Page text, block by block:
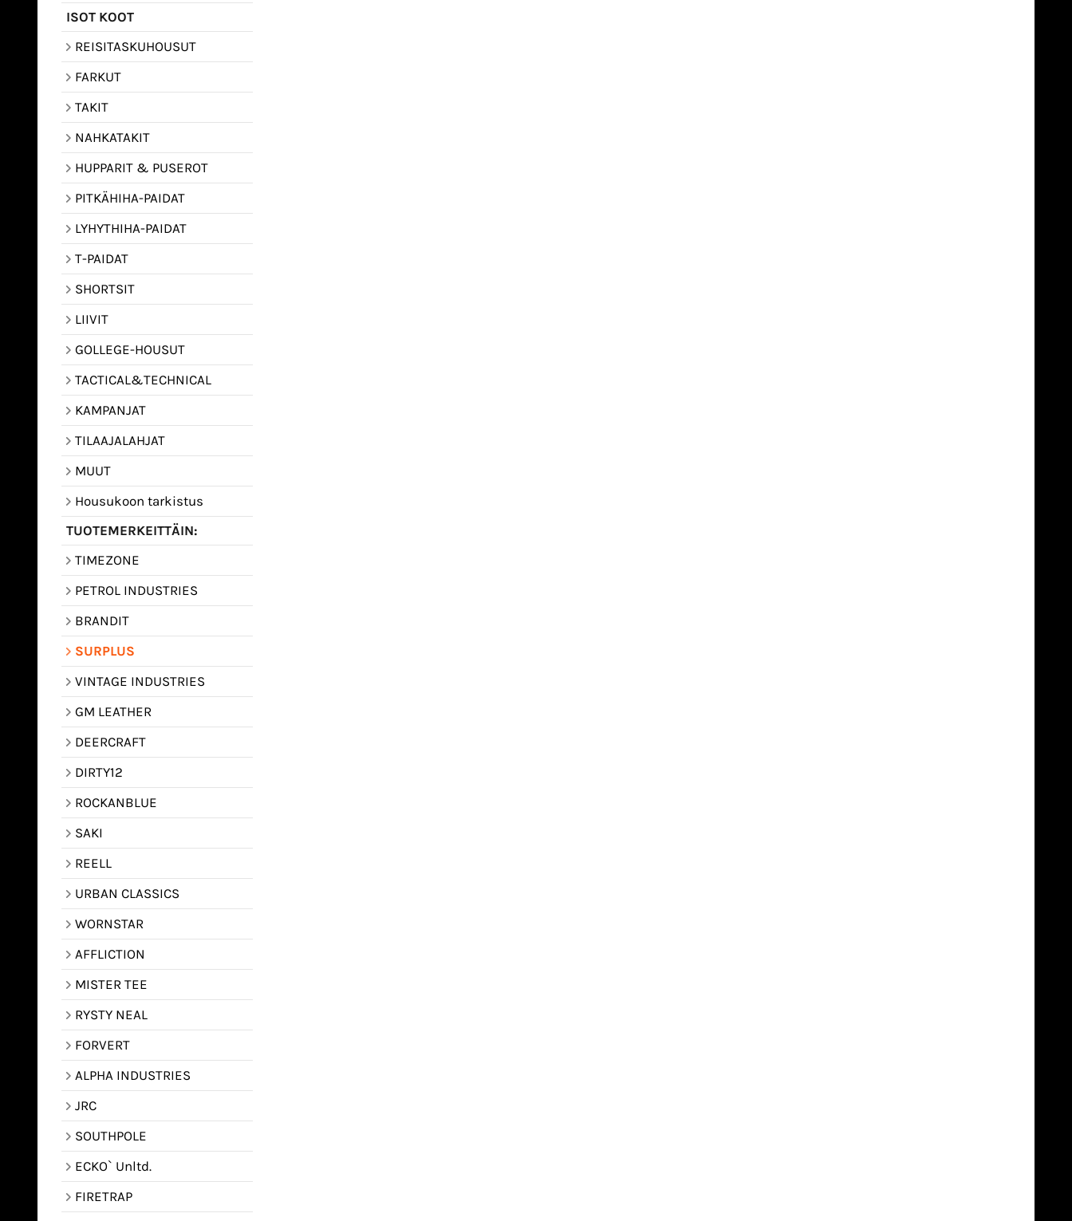
ISOT KOOT
REISITASKUHOUSUT
FARKUT
TAKIT
NAHKATAKIT
HUPPARIT & PUSEROT
PITKÄHIHA-PAIDAT
LYHYTHIHA-PAIDAT
T-PAIDAT
SHORTSIT
LIIVIT
GOLLEGE-HOUSUT
TACTICAL&TECHNICAL
KAMPANJAT
TILAAJALAHJAT
MUUT
Housukoon tarkistus
TUOTEMERKEITTÄIN:
TIMEZONE
PETROL INDUSTRIES
BRANDIT
SURPLUS
VINTAGE INDUSTRIES
GM LEATHER
DEERCRAFT
DIRTY12
ROCKANBLUE
SAKI
REELL
URBAN CLASSICS
WORNSTAR
AFFLICTION
MISTER TEE
RYSTY NEAL
FORVERT
ALPHA INDUSTRIES
JRC
SOUTHPOLE
ECKO` Unltd.
FIRETRAP